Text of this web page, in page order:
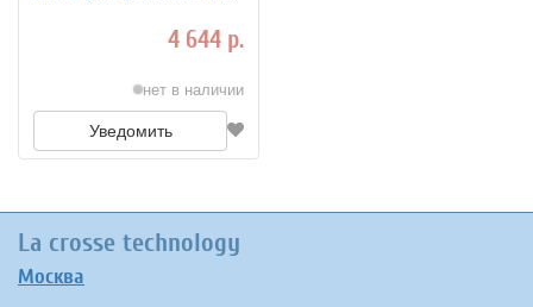
4 644 р.
нет в наличии
Уведомить
La crosse technology
Москва